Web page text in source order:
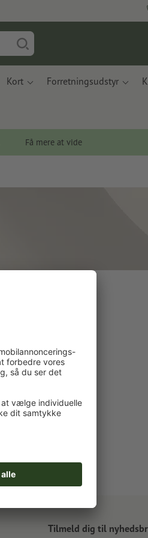
Kort Forretningsudstyr
Få mere at vide
Tilmeld dig til